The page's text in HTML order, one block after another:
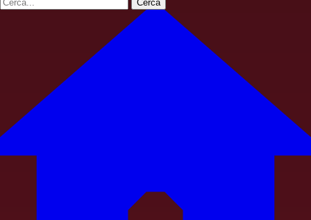
Cerca